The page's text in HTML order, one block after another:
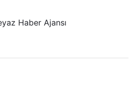
Haber Ajansı